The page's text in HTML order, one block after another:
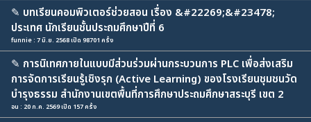
✎ บทเรียนคอมพิวเตอร์ช่วยสอน เรื่อง &#22269;&#23478;
ประเทศ นักเรียนชั้นประถมศึกษาปีที่ 6
funnie : 7 มิ.ย. 2568 เปิด 98701 ครั้ง
✎ การนิเทศภายในแบบมีส่วนร่วมผ่านกระบวนการ PLC เพื่อส่งเสริม
การจัดการเรียนรู้เชิงรุก (Active Learning) ของโรงเรียนชุมชนวัด
บำรุงธรรม สำนักงานเขตพื้นที่การศึกษาประถมศึกษาสระบุรี เขต 2
อน : 20 ก.ค. 2569 เปิด 157 ครั้ง